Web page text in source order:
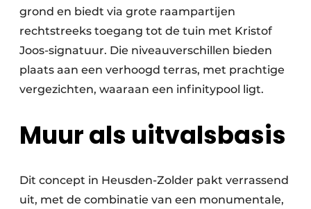
grond en biedt via grote raampartijen
rechtstreeks toegang tot de tuin met Kristof
Joos-signatuur. Die niveauverschillen bieden
plaats aan een verhoogd terras, met prachtige
vergezichten, waaraan een infinitypool ligt.
Muur als uitvalsbasis
Dit concept in Heusden-Zolder pakt verrassend
uit, met de combinatie van een monumentale,